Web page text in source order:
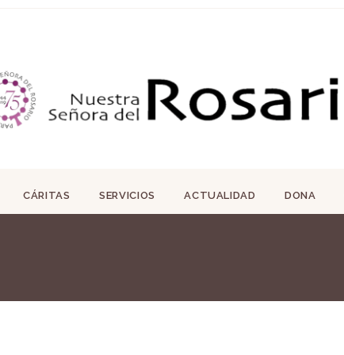
CÁRITAS SERVICIOS ACTUALIDAD DONA